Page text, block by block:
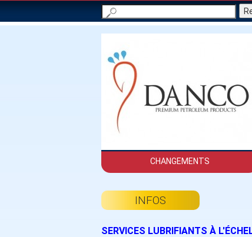
CHANGEMENTS
INFOS
SERVICES LUBRIFIANTS À